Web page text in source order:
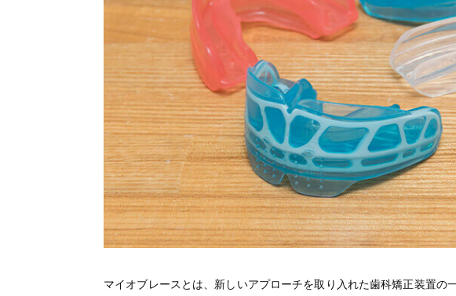
マイオブレースとは、新しいアプローチを取り入れた歯科矯正装置の